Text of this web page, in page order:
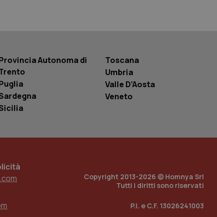
Autonoma di
Toscana
Umbria
Valle D’Aosta
Veneto
Copyright 2013-2026 © Homnya Srl
Tutti i diritti sono riservati
P.I. e C.F. 13026241003
Analytics
incorporati
traccia
incorporati
di